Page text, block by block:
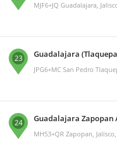
MJF6+JQ Guadalajara,
23 Guadalajara
JPG6+MC San Pedro
24 Guadalajara Zapopan
MH53+QR Zapopan,